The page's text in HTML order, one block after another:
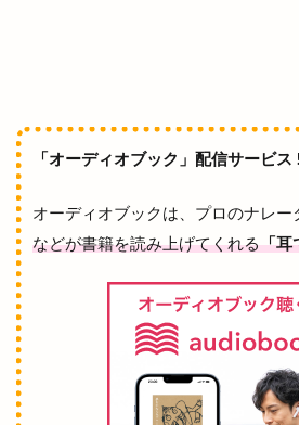
「オーディオブック」配信サービス
オーディオブックは、プロのナレー
などが書籍を読み上げてくれる「耳